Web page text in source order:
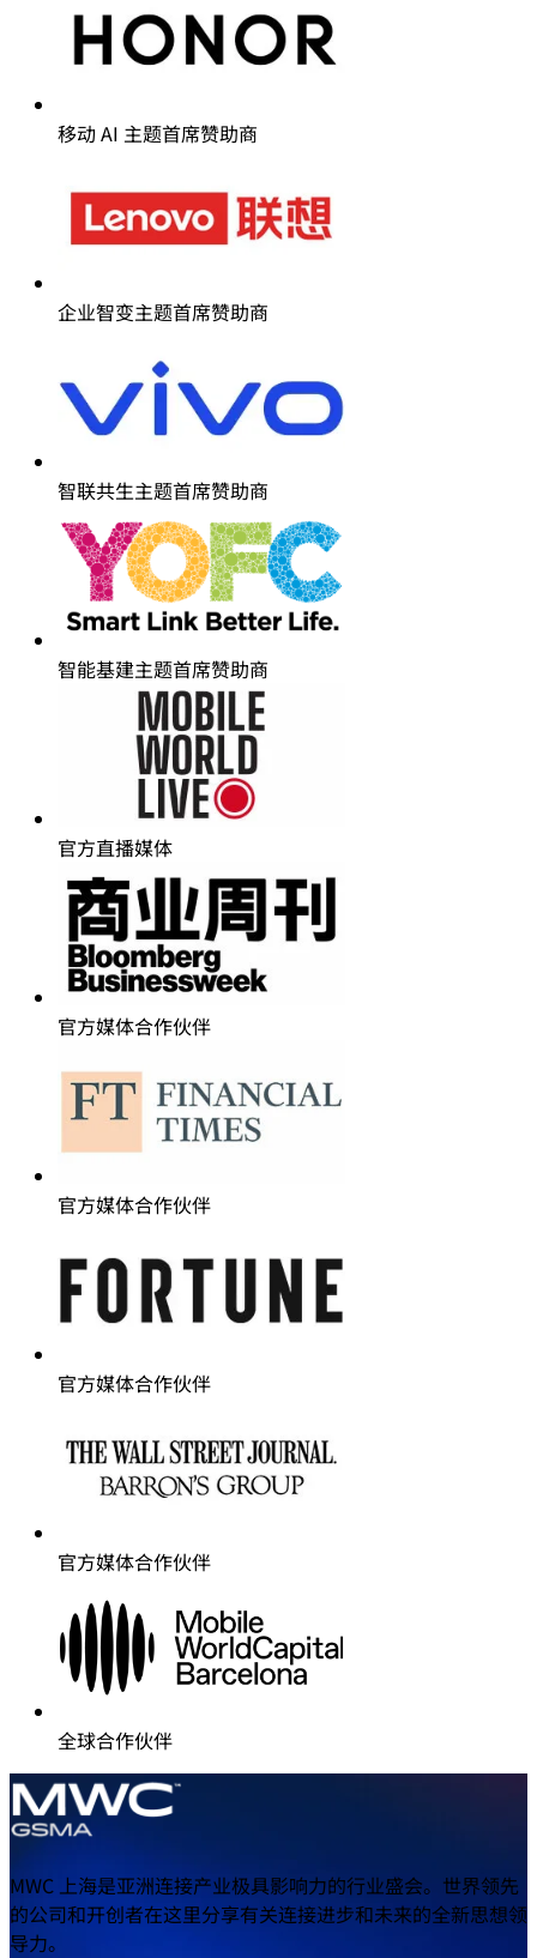
移动 AI 主题首席赞助商
企业智变主题首席赞助商
智联共生主题首席赞助商
智能基建主题首席赞助商
官方直播媒体
官方媒体合作伙伴
官方媒体合作伙伴
官方媒体合作伙伴
官方媒体合作伙伴
全球合作伙伴
MWC 上海是亚洲连接产业极具影响力的行业盛会。世界领先
的公司和开创者在这里分享有关连接进步和未来的全新思想领
导力。